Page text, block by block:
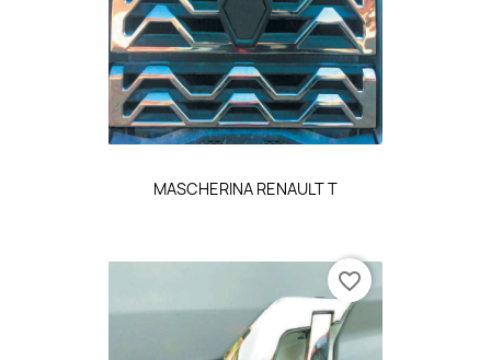
MASCHERINA RENAULT T
favorite_border